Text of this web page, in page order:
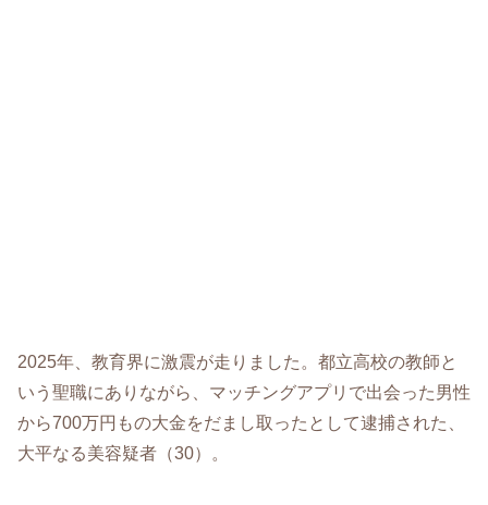
2025年、教育界に激震が走りました。都立高校の教師と
いう聖職にありながら、マッチングアプリで出会った男性
から700万円もの大金をだまし取ったとして逮捕された、
大平なる美容疑者（30）。